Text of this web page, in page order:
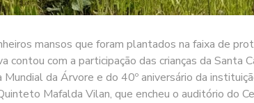
mansos que foram plantados na faixa de
com a participação das crianças da Santa
da Árvore e do 40º aniversário da
Mafalda Vilan, que encheu o auditório do